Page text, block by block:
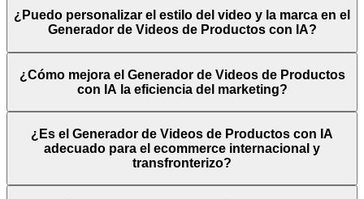
¿Puedo personalizar el estilo del video y la marca en el
Generador de Videos de Productos con IA?
¿Cómo mejora el Generador de Videos de Productos
con IA la eficiencia del marketing?
¿Es el Generador de Videos de Productos con IA
adecuado para el ecommerce internacional y
transfronterizo?